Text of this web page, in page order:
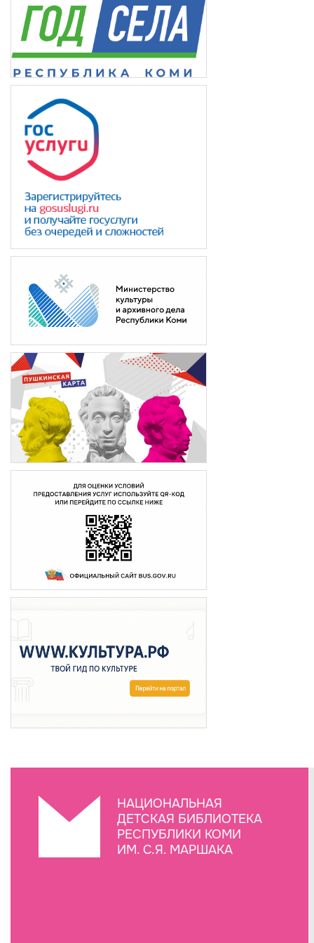
НАЦИОНАЛЬНАЯ
ДЕТСКАЯ БИБЛИОТЕКА
РЕСПУБЛИКИ КОМИ
ИМ. С.Я. МАРШАКА